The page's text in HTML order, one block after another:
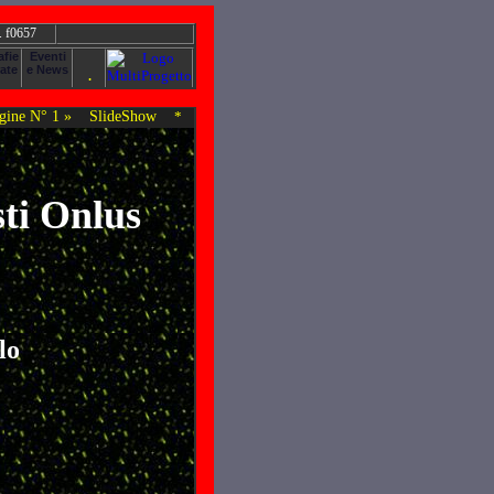
f0657
N° 1 » SlideShow *
Onlus